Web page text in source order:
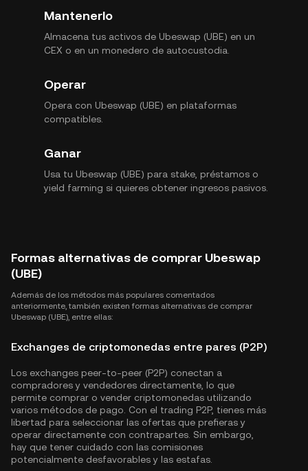
Mantenerlo
Almacena tus activos de Ubeswap (UBE) en un
CEX o en un monedero de autocustodia.
Operar
Opera con Ubeswap (UBE) en plataformas
compatibles.
Ganar
Usa tu Ubeswap (UBE) para stake, préstamos o
yield farming si quieres obtener ingresos pasivos.
Formas alternativas de comprar Ubeswap
(UBE)
Además de los métodos más populares comentados
anteriormente, también existen formas alternativas de comprar
Ubeswap (UBE), entre ellas:
Exchanges de criptomonedas entre pares (P2P)
Los exchanges peer-to-peer (P2P) conectan a
compradores y vendedores directamente, lo que
permite comprar o vender criptomonedas utilizando
varios métodos de pago. Con el trading P2P, tienes más
libertad para seleccionar las ofertas que prefieras y
operar directamente con contrapartes. Sin embargo,
hay que tener cuidado con las comisiones
potencialmente desfavorables y las estafas.